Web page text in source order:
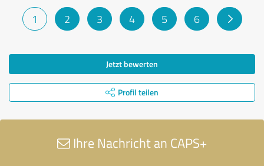
1 2 3 4 5 6
Jetzt bewerten
Profil teilen
Ihre Nachricht an CAPS+